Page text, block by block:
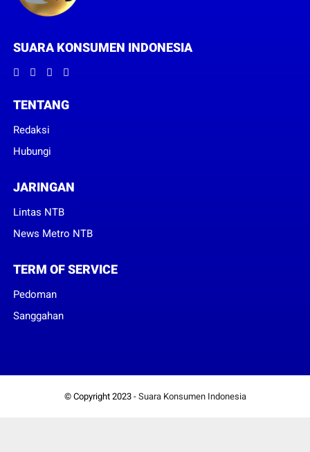
SUARA KONSUMEN INDONESIA
TENTANG
Redaksi
Hubungi
JARINGAN
Lintas NTB
News Metro NTB
TERM OF SERVICE
Pedoman
Sanggahan
© Copyright 2023 - Suara Konsumen Indonesia